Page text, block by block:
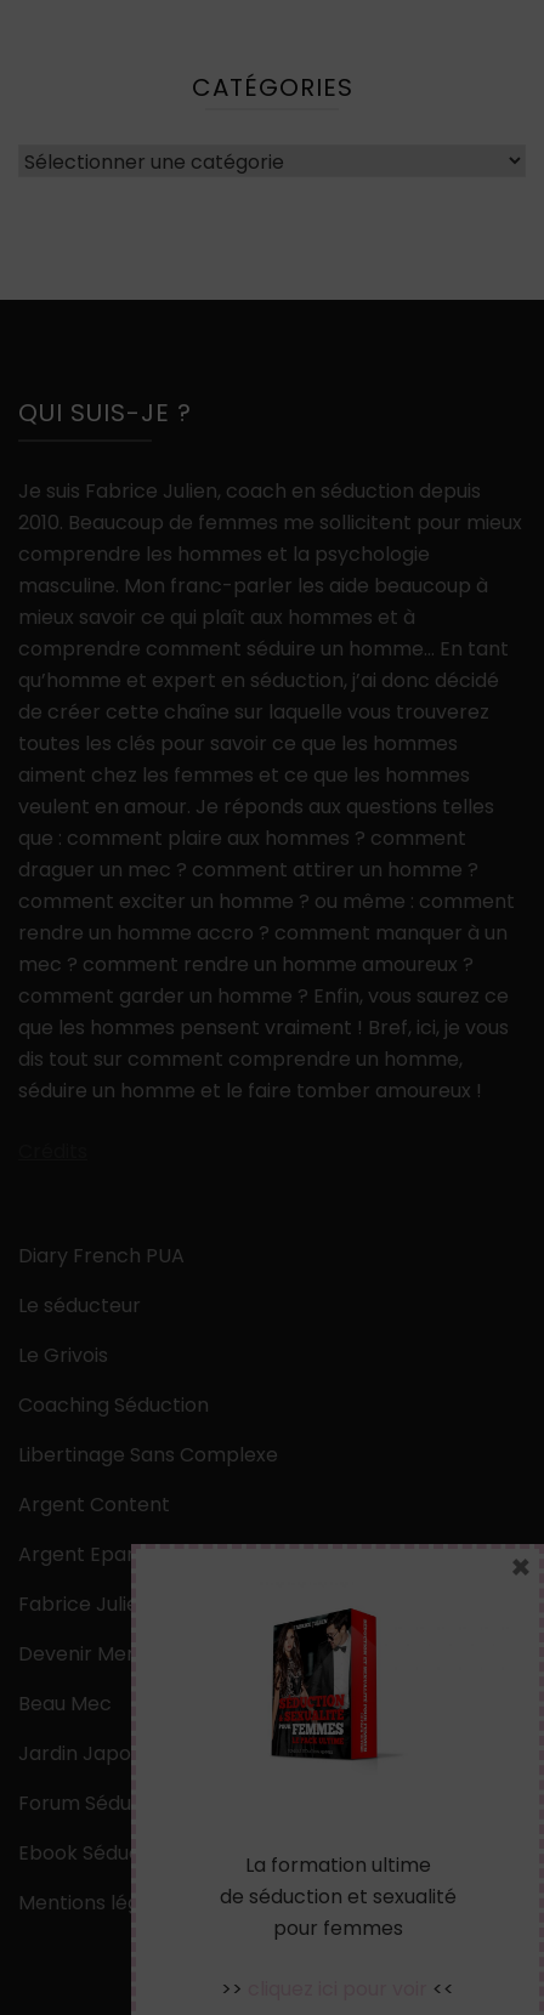
CATÉGORIES
Catégories
QUI SUIS-JE ?
Je suis Fabrice Julien, coach en séduction depuis
2010. Beaucoup de femmes me sollicitent pour mieux
comprendre les hommes et la psychologie
masculine. Mon franc-parler les aide beaucoup à
mieux savoir ce qui plaît aux hommes et à
comprendre comment séduire un homme… En tant
qu’homme et expert en séduction, j’ai donc décidé
de créer cette chaîne sur laquelle vous trouverez
toutes les clés pour savoir ce que les hommes
aiment chez les femmes et ce que les hommes
veulent en amour. Je réponds aux questions telles
que : comment plaire aux hommes ? comment
draguer un mec ? comment attirer un homme ?
comment exciter un homme ? ou même : comment
rendre un homme accro ? comment manquer à un
mec ? comment rendre un homme amoureux ?
comment garder un homme ? Enfin, vous saurez ce
que les hommes pensent vraiment ! Bref, ici, je vous
dis tout sur comment comprendre un homme,
séduire un homme et le faire tomber amoureux !
Diary French PUA
Le séducteur
Le Grivois
Coaching Séduction
Libertinage Sans Complexe
Argent Content
Argent Epargne
Fabrice Julien
Devenir Mentaliste
Beau Mec
Jardin Japonais Zen
Forum Séduction
Ebook Séduction
Mentions légales
La formation ultime
de séduction et sexualité
pour femmes
>> <<
×